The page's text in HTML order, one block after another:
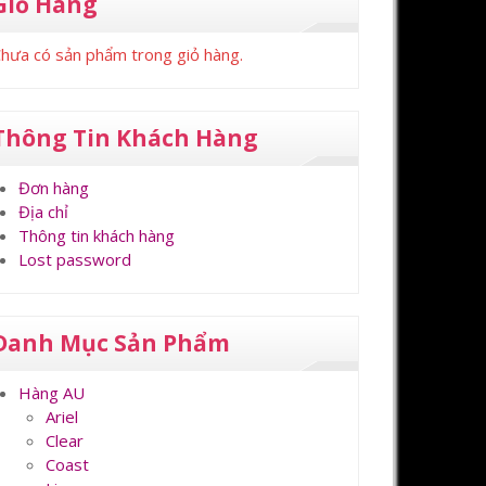
có sản phẩm trong giỏ hàng.
Tin Khách Hàng
Đơn hàng
Địa chỉ
Thông tin khách hàng
Lost password
Mục Sản Phẩm
Hàng AU
Ariel
Clear
Coast